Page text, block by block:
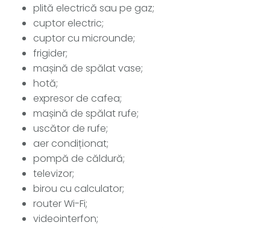
plită electrică sau pe gaz;
cuptor electric;
cuptor cu microunde;
frigider;
mașină de spălat vase;
hotă;
expresor de cafea;
mașină de spălat rufe;
uscător de rufe;
aer condiționat;
pompă de căldură;
televizor;
birou cu calculator;
router Wi-Fi;
videointerfon;